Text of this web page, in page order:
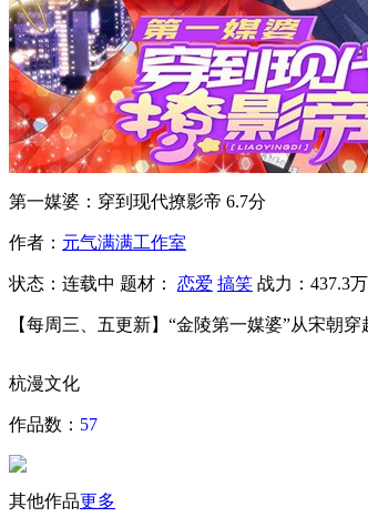
第一媒婆：穿到现代撩影帝 6.7分
作者： 元气满满工作室
状态： 连载中 题材： 恋爱 搞笑 战力：437.3万
【每周三、五更新】“金陵第一媒婆”从宋
杭漫文化
作品数： 57
其他作品更多